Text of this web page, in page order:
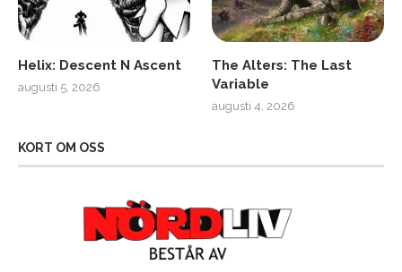
Helix: Descent N Ascent
augusti 5, 2026
The Alters: The Last
Variable
augusti 4, 2026
KORT OM OSS